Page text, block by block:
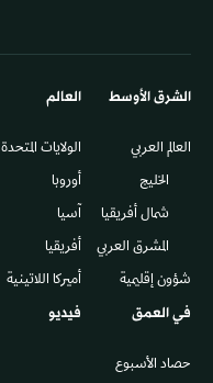
الشرق الأوسط​
العالم العربي
الخليج
شمال أفريقيا
المشرق العربي
شؤون إقليمية
العالم
الولايات المتحدة
أوروبا
آسيا
أفريقيا
أميركا اللاتينية
في العمق
حصاد الأسبوع
فيديو